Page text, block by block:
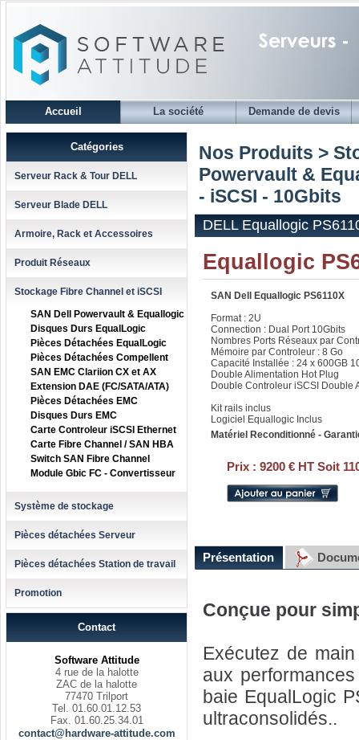
Accueil La société Demande de devis
Catégories
Serveur Rack & Tour DELL
Serveur Blade DELL
Armoire, Rack et Accessoires
Produit Réseaux
Stockage Fibre Channel et iSCSI
SAN Dell Powervault & Equallogic
Disques Durs EqualLogic
Pièces Détachées EqualLogic
Pièces Détachées Compellent
SAN EMC Clariion CX et AX
Extension DAE (FC/SATA/ATA)
Pièces Détachées EMC
Disques Durs EMC
Carte Controleur iSCSI Ethernet
Carte Fibre Channel / SAN HBA
Switch SAN Fibre Channel
Module Gbic FC - Convertisseur
Système de stockage
Pièces détachées Serveur
Pièces détachées Station de travail
Promotion
Contact
Software Attitude
4 rue de la halotte
ZAC de la halotte
77470 Trilport
Tel. 01.60.01.12.53
Fax. 01.60.25.34.01
contact@hardware-attitude.com
Nos Produits >
Powervault &
- iSCSI - 10Gbits
DELL Equallogic
Equallogic
SAN Dell Equallogic PS6110X
Format : 2U
Connection : Dual Port 10Gbits
Nombres Ports Réseaux par
Mémoire par Controleur : 8 Go
Capacité Installée : 24 x 600GB
Double Alimentation Hot Plug
Double Controleur iSCSI Double
Kit rails inclus
Logiciel Equallogic Inclus
Matériel Reconditionné -
Prix : 9200 € HT Soit
Présentation
Conçue pour
Exécutez de
aux
baie EqualLogic
ultraconsolidés..